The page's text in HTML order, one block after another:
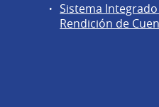
Sistema
Rendición de